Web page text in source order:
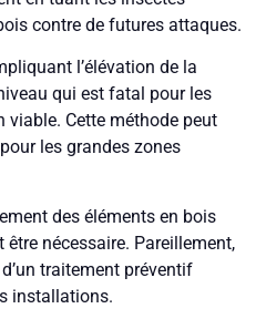
contre de futures attaques.
l’élévation de la
qui est fatal pour les
viable. Cette méthode peut
les grandes zones
des éléments en bois
nécessaire. Pareillement,
traitement préventif
installations.